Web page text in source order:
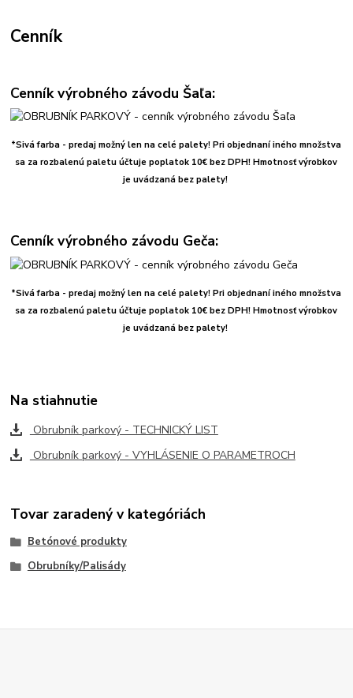
Cenník
Cenník výrobného závodu Šaľa:
*Sivá farba - predaj možný len na celé palety! Pri objednaní iného množstva
sa za rozbalenú paletu účtuje poplatok 10€ bez DPH! Hmotnosť výrobkov
je uvádzaná bez palety!
Cenník výrobného závodu Geča:
*Sivá farba - predaj možný len na celé palety! Pri objednaní iného množstva
sa za rozbalenú paletu účtuje poplatok 10€ bez DPH! Hmotnosť výrobkov
je uvádzaná bez palety!
Na stiahnutie
Obrubník parkový - TECHNICKÝ LIST
Obrubník parkový - VYHLÁSENIE O PARAMETROCH
Tovar zaradený v kategóriách
Betónové produkty
Obrubníky/Palisády